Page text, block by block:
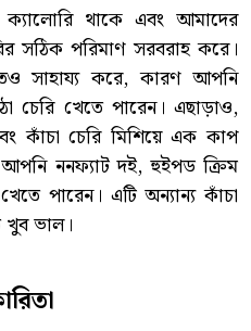
থাকে এবং আমাদের
সঠিক পরিমাণ সরবরাহ করে।
সাহায্য করে, কারণ আপনি
খেতে পারেন। এছাড়াও,
কাঁচা চেরি মিশিয়ে এক কাপ
ননফ্যাট দই, হুইপড ক্রিম
পারেন। এটি অন্যান্য কাঁচা
ভাল।